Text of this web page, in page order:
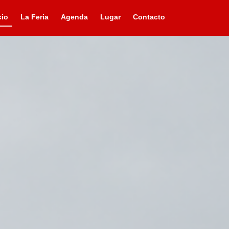
La Feria Agenda Lugar Contacto